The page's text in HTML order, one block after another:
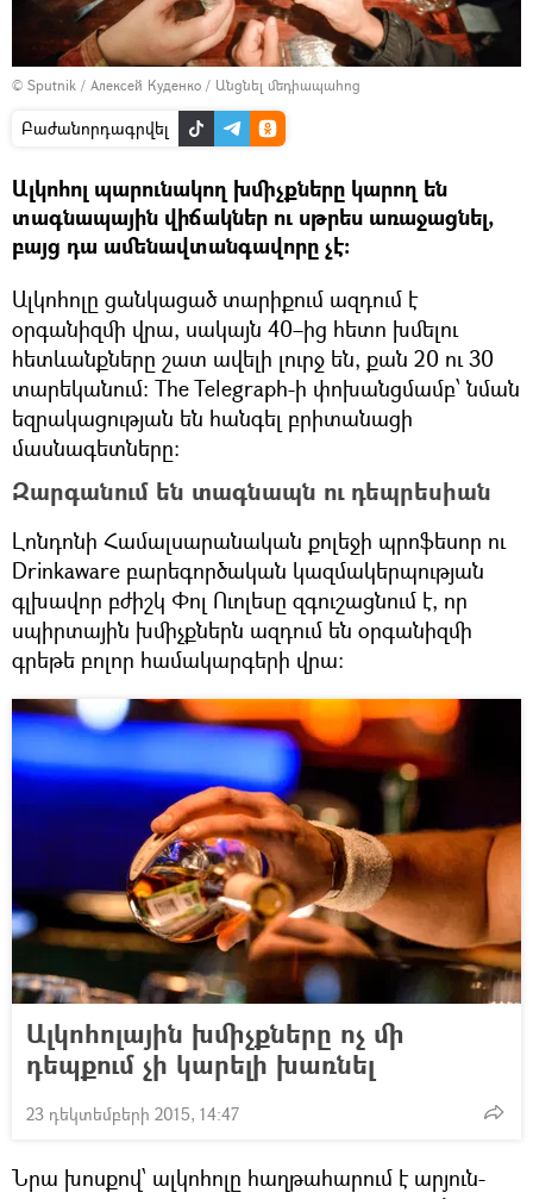
© Sputnik / Алексей Куденко / Անցնել մեդիապահոց
Բաժանորդագրվել
Ալկոհոլ պարունակող խմիչքները կարող են
տագնապային վիճակներ ու սթրես առաջացնել,
բայց դա ամենավտանգավորը չէ:
Ալկոհոլը ցանկացած տարիքում ազդում է
օրգանիզմի վրա, սակայն 40–ից հետո խմելու
հետևանքները շատ ավելի լուրջ են, քան 20 ու 30
տարեկանում: The Telegraph-ի փոխանցմամբ՝ նման
եզրակացության են հանգել բրիտանացի
մասնագետները։
Զարգանում են տագնապն ու դեպրեսիան
Լոնդոնի Համալսարանական քոլեջի պրոֆեսոր ու
Drinkaware բարեգործական կազմակերպության
գլխավոր բժիշկ Փոլ Ուոլեսը զգուշացնում է, որ
սպիրտային խմիչքներն ազդում են օրգանիզմի
գրեթե բոլոր համակարգերի վրա:
Ալկոհոլային խմիչքները ոչ մի
դեպքում չի կարելի խառնել
23 դեկտեմբերի 2015, 14:47
Նրա խոսքով՝ ալկոհոլը հաղթահարում է արյուն-